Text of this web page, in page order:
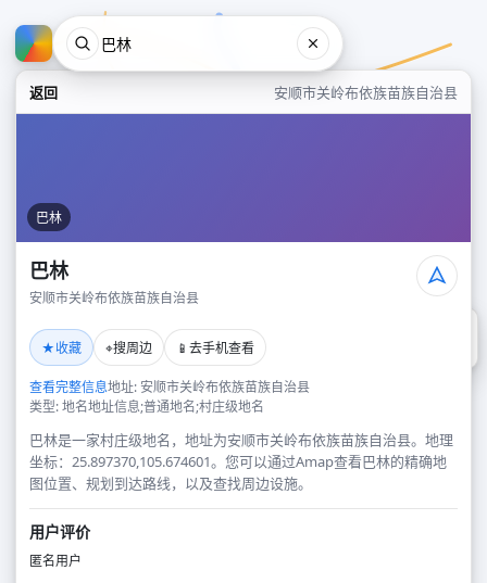
返回 安顺市关岭布依族苗族自治县
巴林
巴林
安顺市关岭布依族苗族自治县
★收藏 ⌖搜周边 📱 去手机查看
查看完整信息地址: 安顺市关岭布依族苗族自治县
类型: 地名地址信息;普通地名;村庄级地名
巴林是一家村庄级地名，地址为安顺市关岭布依族苗族自治县。地理
坐标：25.897370,105.674601。您可以通过Amap查看巴林的精确地
图位置、规划到达路线，以及查找周边设施。
用户评价
匿名用户